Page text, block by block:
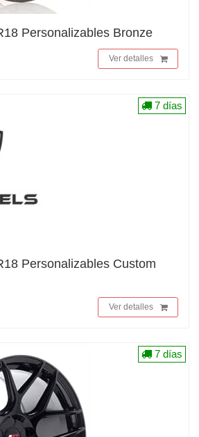
Personalizables Bronze
Ver detalles
Personalizables Custom
Ver detalles
7 días
7 días